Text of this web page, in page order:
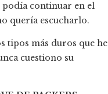
continuar en el
quería escucharlo.
tipos más duros que he
cuestiono su